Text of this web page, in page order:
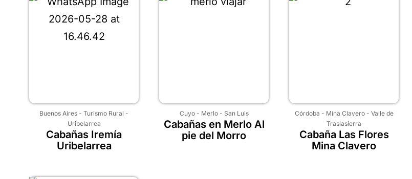
Buenos Aires - Turismo Rural -
Uribelarrea
Cabañas Iremía
Uribelarrea
Cuyo- Merlo- San Luis
Cabañas en Merlo Al
pie del Morro
Córdoba - Mina Clavero- Valle de
Traslasierra
Cabaña Las Flores
Mina Clavero